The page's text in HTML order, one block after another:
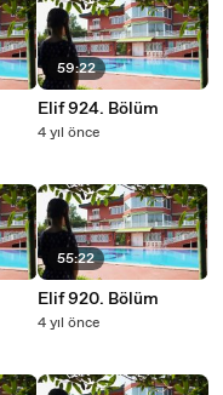
59:22
Elif 924. Bölüm
4 yıl önce
55:22
Elif 920. Bölüm
4 yıl önce